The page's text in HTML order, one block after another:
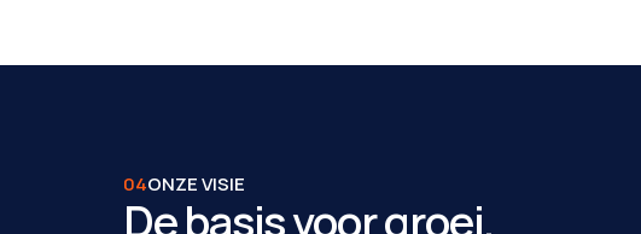
ONZE VISIE
04
De basis voor groei.